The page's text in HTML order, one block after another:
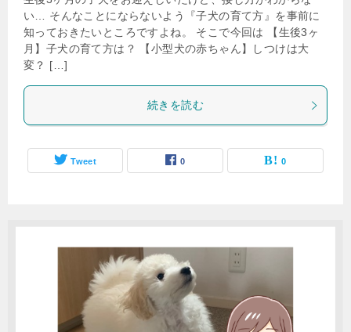
い… そんなことにならないよう『子犬の育て方』を事前に
知っておきたいところですよね。 そこで今回は 【生後3ヶ
月】子犬の育て方は？ 【小型犬の赤ちゃん】しつけは大
変？ […]
続きを読む
Tweet 0 0